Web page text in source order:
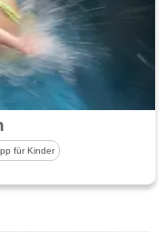
für Kinder